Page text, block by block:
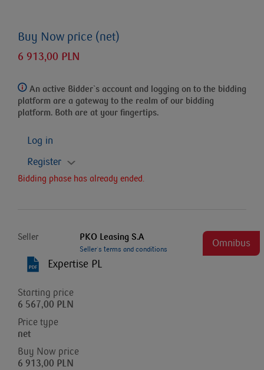
Buy Now price (net)
6 913,00 PLN
An active Bidder`s account and logging on to the bidding
platform are a gateway to the realm of our bidding
platform. Both are at your fingertips.
Log in
Register
Bidding phase has already ended.
Seller PKO Leasing S.A
Seller`s terms and conditions
Omnibus
Expertise PL
Starting price
6 567,00 PLN
Price type
net
Buy Now price
6 913,00 PLN